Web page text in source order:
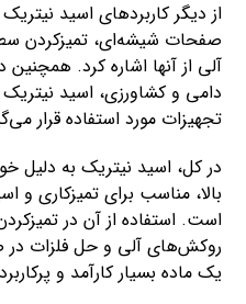
از دیگر کاربردهای اسید
صفحات شیشه‌ای، تمیزکردن
آلی از آنها اشاره کرد.
دامی و کشاورزی، اسید
تجهیزات مورد استفاده قرار
در کل، اسید نیتریک به دلیل
بالا، مناسب برای تمیزکاری
است. استفاده از آن در
روکش‌های آلی و حل فلزات در
یک ماده بسیار کارآمد و